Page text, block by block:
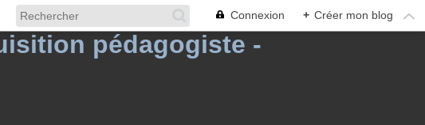
Connexion + Créer mon blog